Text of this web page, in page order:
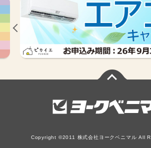
Copyright ©2011 株式会社ヨークベニマル All